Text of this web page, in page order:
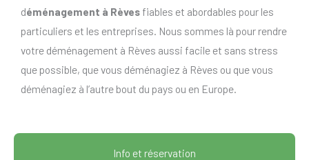
déménagement à Rèves fiables et abordables pour les
particuliers et les entreprises. Nous sommes là pour rendre
votre déménagement à Rèves aussi facile et sans stress
que possible, que vous déménagiez à Rèves ou que vous
déménagiez à l’autre bout du pays ou en Europe.
Info et réservation